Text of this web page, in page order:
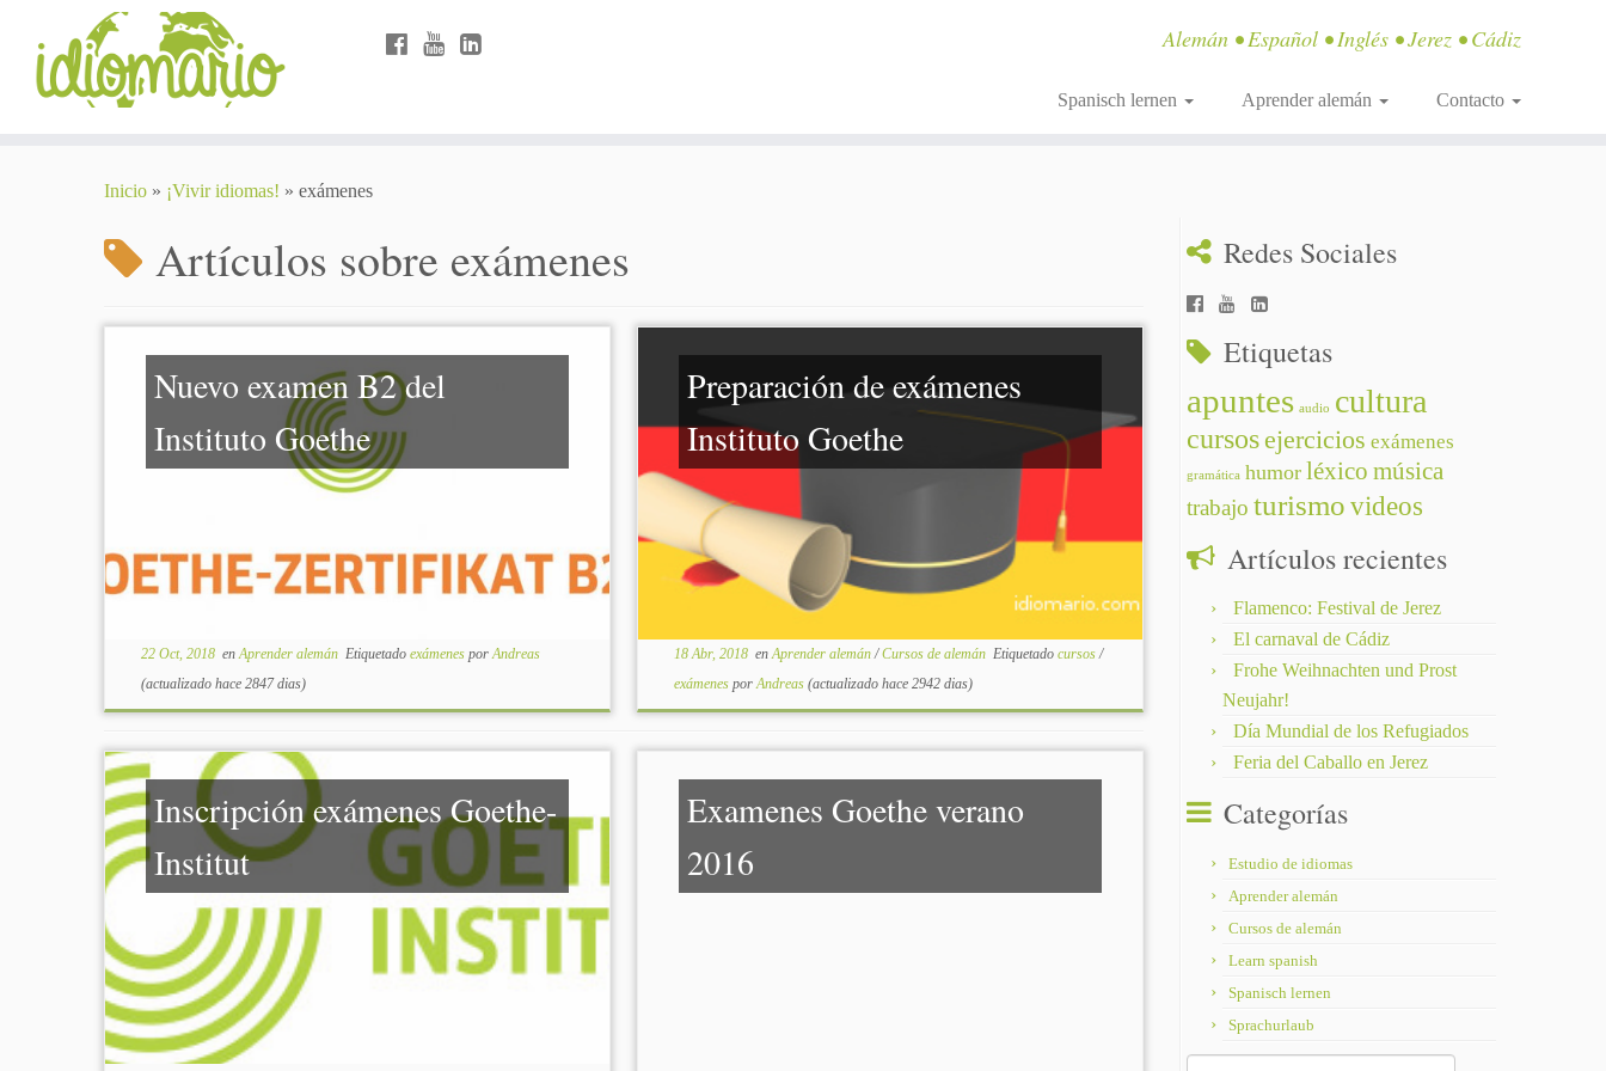
Alemán • Español • Inglés • Jerez • Cádiz
Spanisch lernen Aprender alemán Contacto
Inicio » ¡Vivir idiomas! » exámenes
Artículos sobre exámenes
Nuevo examen B2 del
Instituto Goethe
22 Oct, 2018enAprender alemán Etiquetado exámenes porAndreas
(actualizado hace 2847 dias)
Preparación de exámenes
Instituto Goethe
18 Abr, 2018enAprender alemán/Cursos de alemán Etiquetado cursos/
exámenes porAndreas(actualizado hace 2942 dias)
Inscripción exámenes Goethe-
Institut
Examenes Goethe verano
2016
Redes Sociales
Etiquetas
apuntes audio cultura
cursos ejercicios exámenes
gramática humor léxico música
trabajo turismo videos
Artículos recientes
Flamenco: Festival de Jerez
El carnaval de Cádiz
Frohe Weihnachten und Prost
Neujahr!
Día Mundial de los Refugiados
Feria del Caballo en Jerez
Categorías
Estudio de idiomas
Aprender alemán
Cursos de alemán
Learn spanish
Spanisch lernen
Sprachurlaub